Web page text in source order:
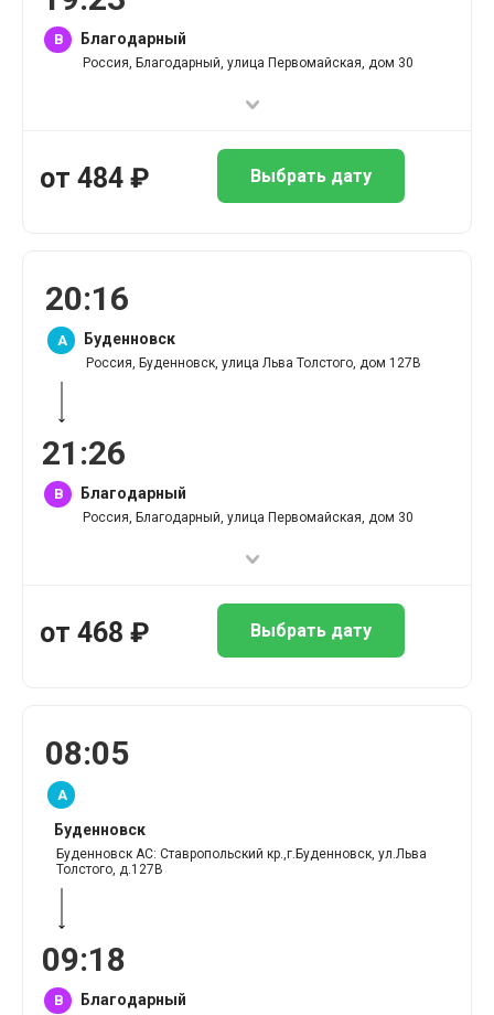
B Благодарный
Россия, Благодарный, улица Первомайская, дом 30
от 484 ₽ Выбрать дату
20:16
A Буденновск
Россия, Буденновск, улица Льва Толстого, дом 127В
21 :26
B Благодарный
Россия, Благодарный, улица Первомайская, дом 30
от 468 ₽ Выбрать дату
08:05
A
Буденновск
Буденновск АС: Ставропольский кр.,г.Буденновск, ул.Льва
Толстого, д.127В
09:18
B Благодарный